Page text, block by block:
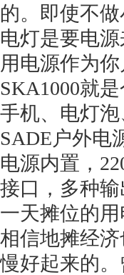
的。即使不
电灯是要电
用电源作为
SKA1000就
手机、电灯
SADE户外电
电源内置，
接口，多种
一天摊位的
相信地摊经
慢好起来的